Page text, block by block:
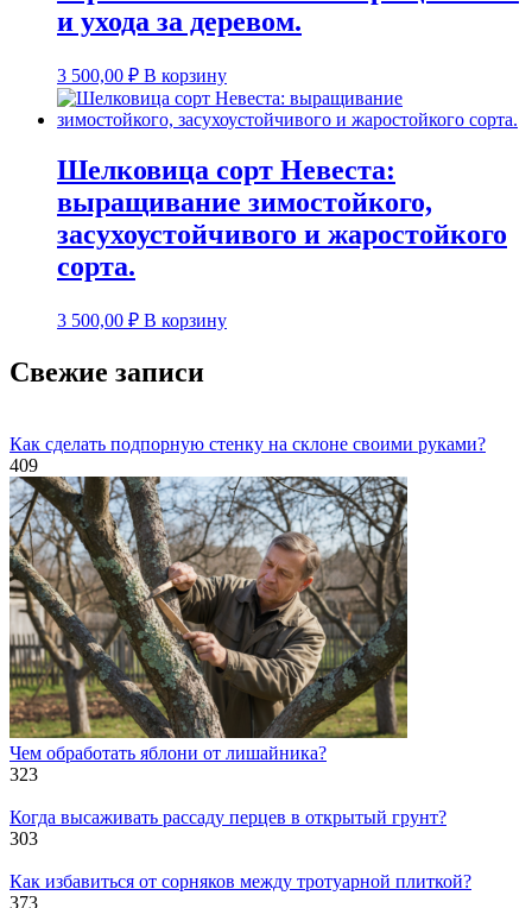
и ухода за деревом.
3 500,00 ₽ В корзину
Шелковица сорт Невеста:
выращивание зимостойкого,
засухоустойчивого и жаростойкого
сорта.
3 500,00 ₽ В корзину
Свежие записи
Как сделать подпорную стенку на склоне своими руками?
409
Чем обработать яблони от лишайника?
323
Когда высаживать рассаду перцев в открытый грунт?
303
Как избавиться от сорняков между тротуарной плиткой?
373